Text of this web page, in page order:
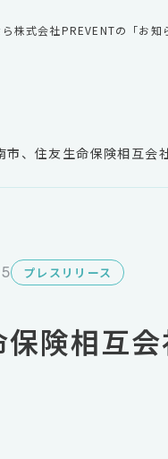
株式会社PREVENTの「お知
市、住友生命保険相互会
プレスリリース
険相互